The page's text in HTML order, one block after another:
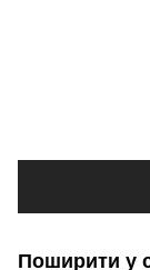
Поширити у